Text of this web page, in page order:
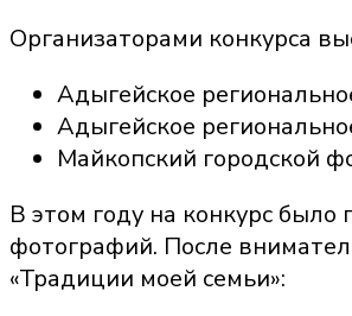
Организаторами конкурса
Адыгейское
Адыгейское
Майкопский городской
В этом году на конкурс
фотографий. После
«Традиции моей семьи»: